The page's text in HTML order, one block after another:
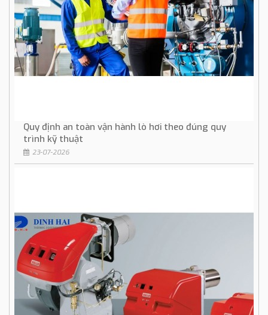
Quy định an toàn vận hành lò hơi theo đúng quy
trình kỹ thuật
23-07-2026